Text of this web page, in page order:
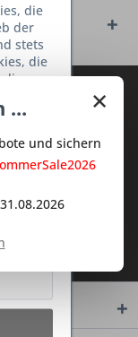
aus
×
...
und sichern
die
der
stets
die
dieser
mit